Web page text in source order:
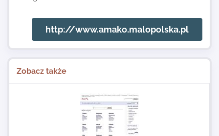
http://www.amako.malopolska.pl
Zobacz także